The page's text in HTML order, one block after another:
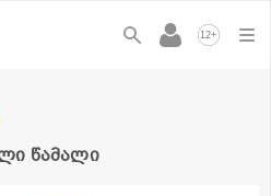
12+
წამალი